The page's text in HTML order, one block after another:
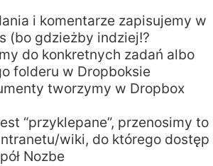
i komentarze zapisujemy w
(bo gdzieżby indziej!?
do konkretnych zadań albo
folderu w Dropboksie
tworzymy w Dropbox
“przyklepane”, przenosimy to
wiki, do którego dostęp
Nozbe